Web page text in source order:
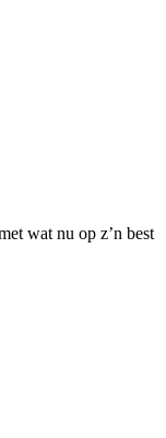
wat nu op z’n best